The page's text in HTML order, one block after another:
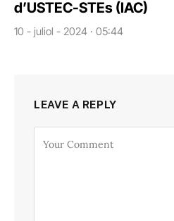
d’USTEC-STEs (IAC)
10 - juliol - 2024 · 05:44
LEAVE A REPLY